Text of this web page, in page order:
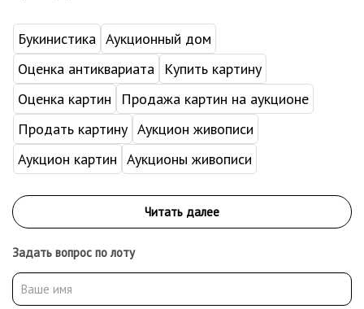
Букинистика Аукционный дом
Оценка антиквариата
Купить картину
Оценка картин
Продажа картин на аукционе
Продать картину Аукцион живописи
Аукцион картин Аукционы живописи
Задать вопрос по лоту